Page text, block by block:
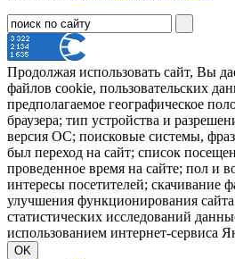
Продолжая использовать сайт, Вы
файлов cookie, пользовательских
предполагаемое географическое
браузера; тип устройства и
версия ОС; поисковые системы,
был переход на сайт; список
проведенное время на сайте; пол и
интересы посетителей; скачивание
улучшения функционирования
статистических исследований
использованием интернет-сервиса
OK